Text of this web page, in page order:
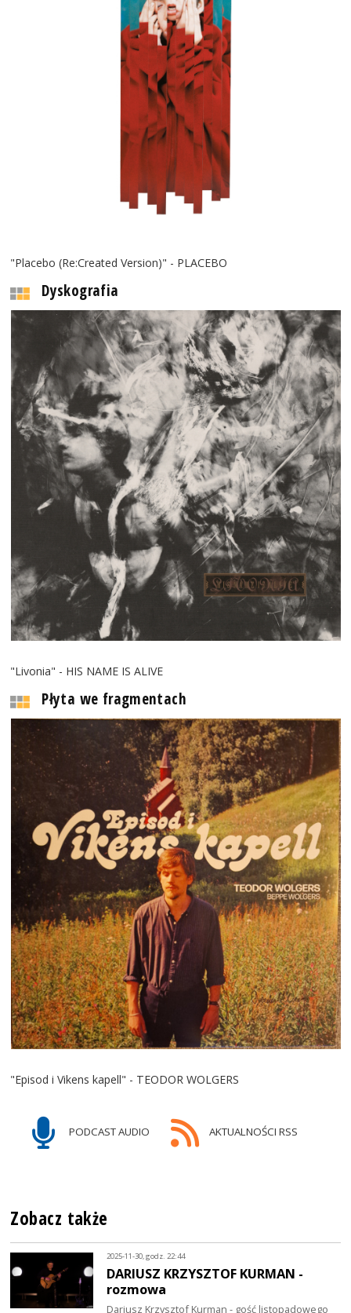
"Placebo (Re:Created Version)" - PLACEBO
Dyskografia
"Livonia" - HIS NAME IS ALIVE
Płyta we fragmentach
"Episod i Vikens kapell" - TEODOR WOLGERS
PODCAST AUDIO AKTUALNOŚCI RSS
Zobacz także
2025-11-30, godz. 22:44
DARIUSZ KRZYSZTOF KURMAN -
rozmowa
Dariusz Krzysztof Kurman - gość listopadowego